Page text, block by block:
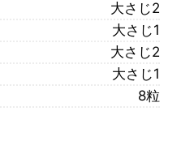
大さじ2
大さじ1
大さじ2
大さじ1
8粒